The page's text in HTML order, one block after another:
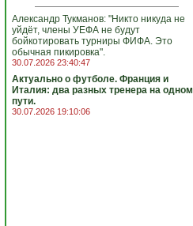
Александр Тукманов: "Никто никуда не
уйдёт, члены УЕФА не будут
бойкотировать турниры ФИФА. Это
обычная пикировка".
30.07.2026 23:40:47
Актуально о футболе. Франция и
Италия: два разных тренера на одном
пути.
30.07.2026 19:10:06